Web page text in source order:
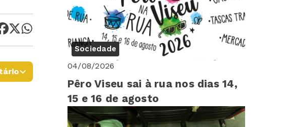
Sociedade
04/08/2026
Pêro Viseu sai à rua nos dias 14,
15 e 16 de agosto